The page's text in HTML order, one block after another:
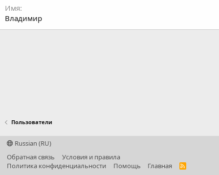
Имя
Владимир
Пользователи
Russian (RU)
Обратная связь
Условия и правила
Политика конфиденциальности
Помощь Главная
R